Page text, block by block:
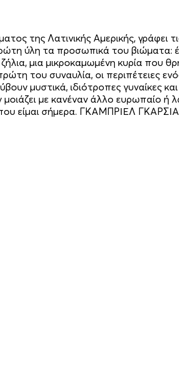
της Λατινικής Αµερικής, γράφει
ύλη τα προσωπικά του βιώµατα:
µια µικροκαµωµένη κυρία που
του συναυλία, οι
µυστικά, ιδιότροπες γυναίκες
με κανέναν άλλο ευρωπαίο ή
που είμαι σήμερα. ΓΚΑΜΠΡΙΕΛ